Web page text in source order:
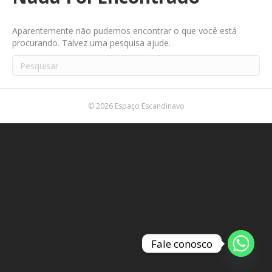
Aparentemente não pudemos encontrar o que você está
procurando. Talvez uma pesquisa ajude.
© 2026 Espaço Escandinavo
Fale conosco